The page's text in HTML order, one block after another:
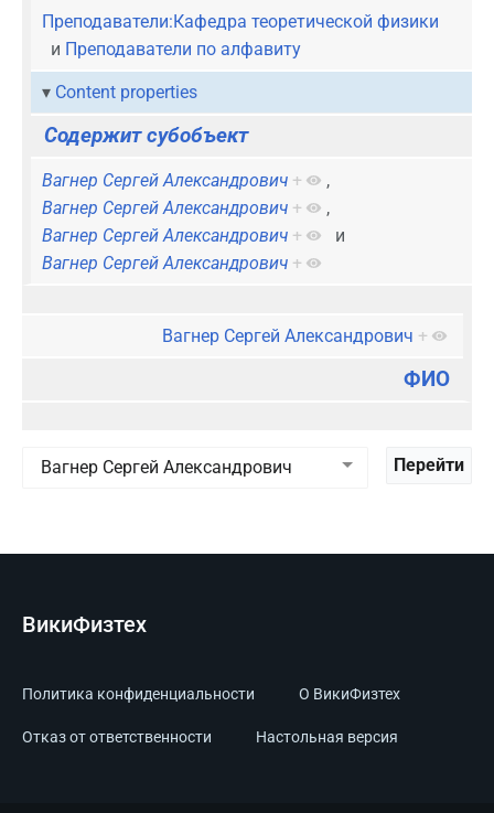
Преподаватели:Кафедра теоретической физики
и Преподаватели по алфавиту
Content properties
Содержит субобъект
Вагнер Сергей Александрович +
,
Вагнер Сергей Александрович +
,
Вагнер Сергей Александрович +
и
Вагнер Сергей Александрович +
Вагнер Сергей Александрович +
ФИО
ВикиФизтех
Политика конфиденциальности О ВикиФизтех
Отказ от ответственности Настольная версия